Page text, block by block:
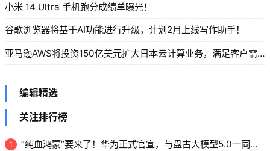
小米 14 Ultra 手机跑分成绩单曝光！
谷歌浏览器将基于AI功能进行升级，计划2月上线写作助手！
亚马逊AWS将投资150亿美元扩大日本云计算业务，满足客户需求！
关注排行榜
1 “纯血鸿蒙”要来了！华为正式官宣，与盘古大模型5.0一同亮相！
编辑精选